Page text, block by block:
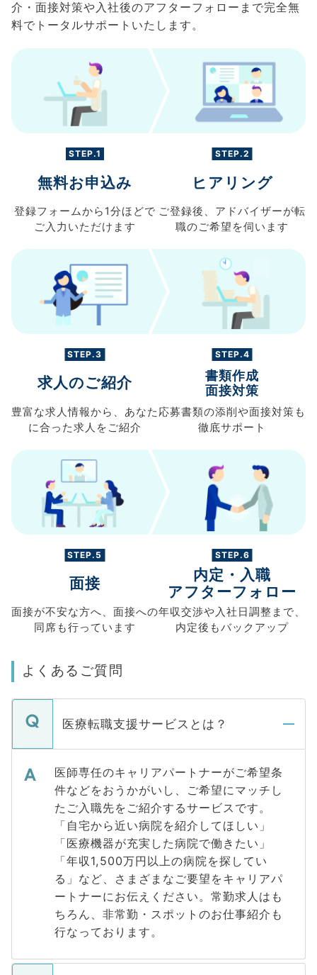
介・面接対策や入社後のアフターフォローまで完全無
料でトータルサポートいたします。
STEP.1
無料お申込み
登録フォームから 1分ほどで
ご入力 いただけます
STEP.2
ヒアリング
ご登録後、 アドバイザーが転
職のご希望を伺います
STEP.3
求人のご紹介
豊富な求人情報から、 あなた
に合った求人を ご紹介
STEP.4
書類作成
面接対策
応募書類の添削や面接対策も
徹底サポート
STEP.5
面接
面接が不安な方へ、 面接への
同席も行っています
STEP.6
内定・入職
アフターフォロー
年収交渉や入社日調整まで、
内定後もバックアップ
よくあるご質問
医療転職支援サービスとは？
医師専任のキャリアパートナーがご希望条
件などをおうかがいし、ご希望にマッチし
たご入職先をご紹介するサービスです。
「自宅から近い病院を紹介してほしい」
「医療機器が充実した病院で働きたい」
「年収1,500万円以上の病院を探してい
る」など、さまざまなご要望をキャリアパ
ートナーにお伝えください。常勤求人はも
ちろん、非常勤・スポットのお仕事紹介も
行なっております。